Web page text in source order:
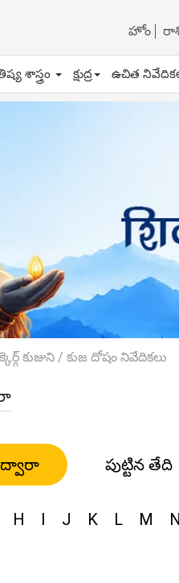
హోం
శాస్త్రం క్షుద్ర ఉచిత
కుజుని / కుజ దోషం నివేదికలు
ద్వారా పుట్టిన తేది
H I J K L M N